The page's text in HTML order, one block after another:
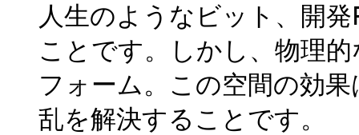
人生のようなビット、開
ことです。しかし、物理
フォーム。この空間の効
乱を解決することです。